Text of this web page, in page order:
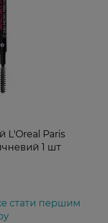
L'Oreal Paris
1 шт
стати першим